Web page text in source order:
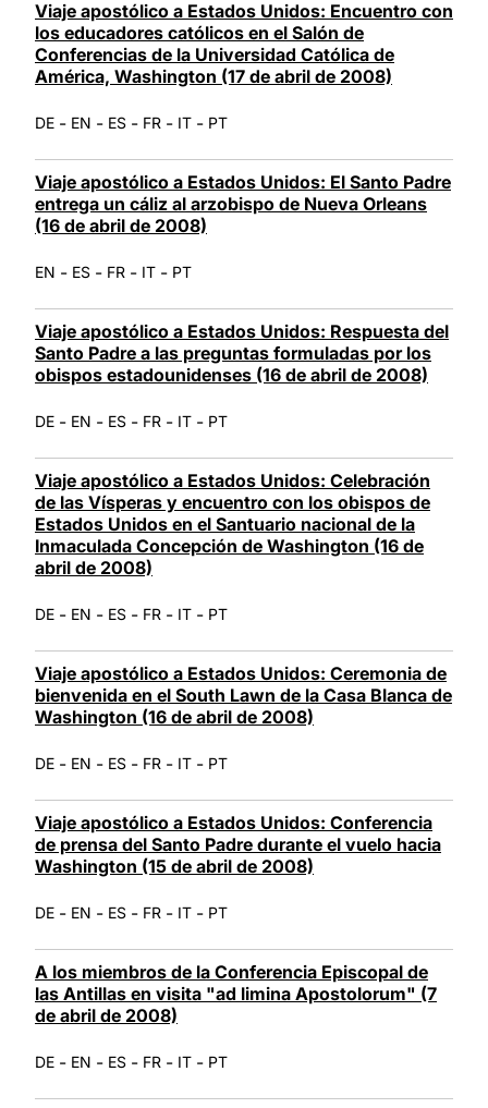
Viaje apostólico a Estados Unidos: Encuentro con
los educadores católicos en el Salón de
Conferencias de la Universidad Católica de
América, Washington (17 de abril de 2008)
DE - EN - ES - FR - IT - PT
Viaje apostólico a Estados Unidos: El Santo Padre
entrega un cáliz al arzobispo de Nueva Orleans
(16 de abril de 2008)
EN - ES - FR - IT - PT
Viaje apostólico a Estados Unidos: Respuesta del
Santo Padre a las preguntas formuladas por los
obispos estadounidenses (16 de abril de 2008)
DE - EN - ES - FR - IT - PT
Viaje apostólico a Estados Unidos: Celebración
de las Vísperas y encuentro con los obispos de
Estados Unidos en el Santuario nacional de la
Inmaculada Concepción de Washington (16 de
abril de 2008)
DE - EN - ES - FR - IT - PT
Viaje apostólico a Estados Unidos: Ceremonia de
bienvenida en el South Lawn de la Casa Blanca de
Washington (16 de abril de 2008)
DE - EN - ES - FR - IT - PT
Viaje apostólico a Estados Unidos: Conferencia
de prensa del Santo Padre durante el vuelo hacia
Washington (15 de abril de 2008)
DE - EN - ES - FR - IT - PT
A los miembros de la Conferencia Episcopal de
las Antillas en visita "ad limina Apostolorum" (7
de abril de 2008)
DE - EN - ES - FR - IT - PT